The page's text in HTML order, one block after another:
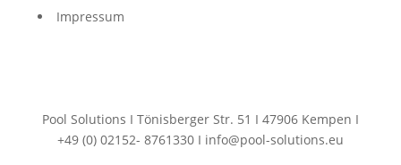
Impressum
Pool Solutions I Tönisberger Str. 51 I 47906 Kempen I
+49 (0) 02152- 8761330 I info@pool-solutions.eu